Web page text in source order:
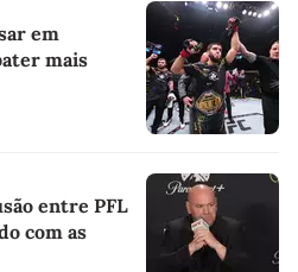
em
mais
entre PFL
com as